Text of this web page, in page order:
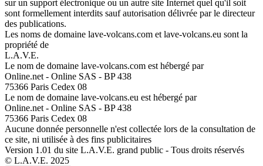
sur un support électronique ou un autre site Internet quel qu'il soit
sont formellement interdits sauf autorisation délivrée par le directeur
des publications.
Les noms de domaine lave-volcans.com et lave-volcans.eu sont la
propriété de
L.A.V.E.
Le nom de domaine lave-volcans.com est hébergé par
Online.net - Online SAS - BP 438
75366 Paris Cedex 08
Le nom de domaine lave-volcans.eu est hébergé par
Online.net - Online SAS - BP 438
75366 Paris Cedex 08
Aucune donnée personnelle n'est collectée lors de la consultation de
ce site, ni utilisée à des fins publicitaires
Version 1.01 du site L.A.V.E. grand public - Tous droits réservés
© L.A.V.E. 2025